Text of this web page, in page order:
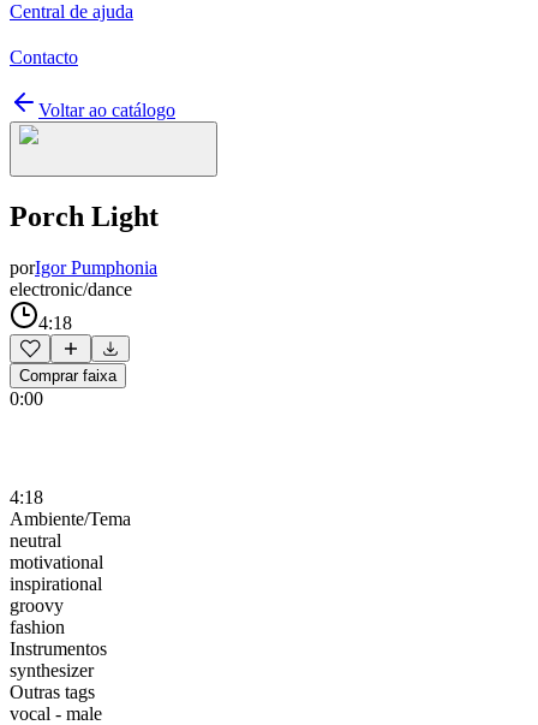
Central de ajuda
Contacto
Voltar ao catálogo
Porch Light
porIgor Pumphonia
electronic/dance
4:18
Comprar faixa
0:00
4:18
Ambiente/Tema
neutral
motivational
inspirational
groovy
fashion
Instrumentos
synthesizer
Outras tags
vocal - male